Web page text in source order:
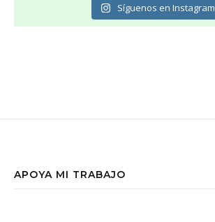
Síguenos en Instagram
APOYA MI TRABAJO